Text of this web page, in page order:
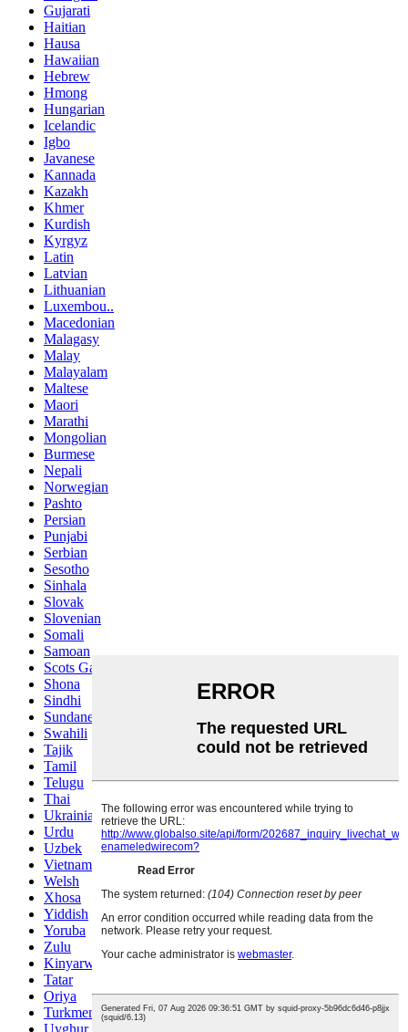
Gujarati
Haitian
Hausa
Hawaiian
Hebrew
Hmong
Hungarian
Icelandic
Igbo
Javanese
Kannada
Kazakh
Khmer
Kurdish
Kyrgyz
Latin
Latvian
Lithuanian
Luxembou..
Macedonian
Malagasy
Malay
Malayalam
Maltese
Maori
Marathi
Mongolian
Burmese
Nepali
Norwegian
Pashto
Persian
Punjabi
Serbian
Sesotho
Sinhala
Slovak
Slovenian
Somali
Samoan
Scots Gaelic
Shona
Sindhi
Sundanese
Swahili
Tajik
Tamil
Telugu
Thai
Ukrainian
Urdu
Uzbek
Vietnamese
Welsh
Xhosa
Yiddish
Yoruba
Zulu
Kinyarwanda
Tatar
Oriya
Turkmen